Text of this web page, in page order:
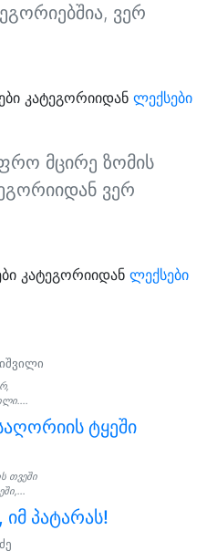
ვერ
კატეგორიიდან ლექსები
მცირე ზომის
ვერ
კატეგორიიდან ლექსები
ტყეში
თვეში
იმ პატარას!